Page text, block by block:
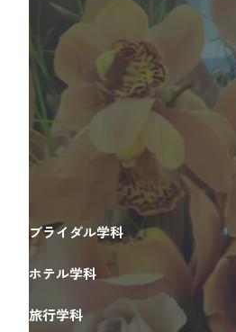
ブライダル学科
ホテル学科
旅行学科